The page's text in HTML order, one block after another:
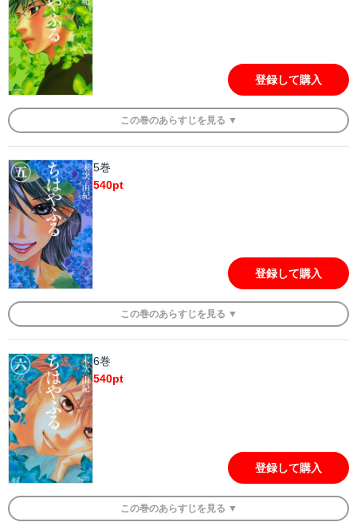
登録して購入
この巻のあらすじを 見る ▼
5巻
540pt
登録して購入
この巻のあらすじを 見る ▼
6巻
540pt
登録して購入
この巻のあらすじを 見る ▼